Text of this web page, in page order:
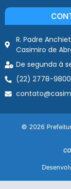
R. Padre
Casimiro de
De segunda à
(22) 2778-9800
© 2026